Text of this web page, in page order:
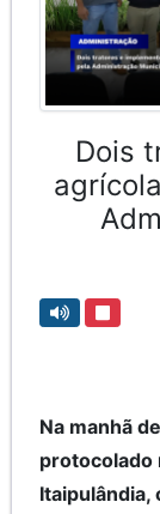
Dois
Na manhã
protocolado